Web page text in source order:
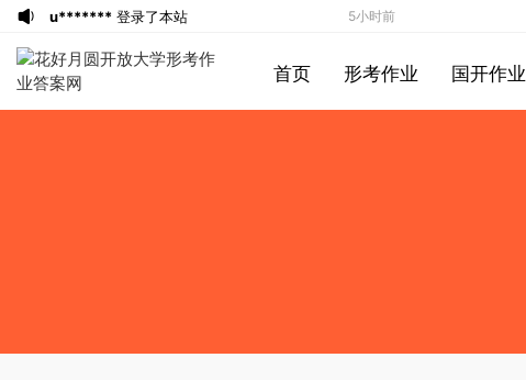
首页 形考作业 国开作业
u******* 登录了本站 5小时前
游客下载了资源2019年420联考《行
测》真题（河南县级以上）答案及解析
a******* 6小时前
a*******购买了资源代寫國立空中大學
6小时前